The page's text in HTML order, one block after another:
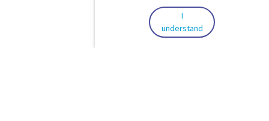
I
understand